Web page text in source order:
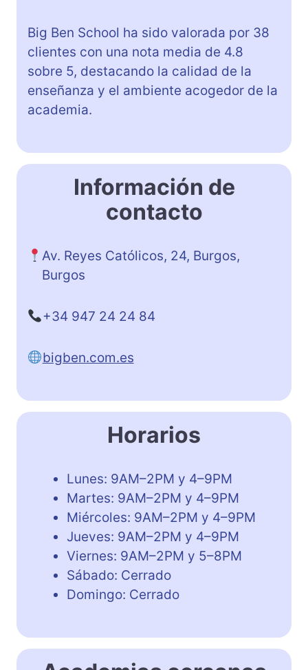
Big Ben School ha sido valorada por 38
clientes con una nota media de 4.8
sobre 5, destacando la calidad de la
enseñanza y el ambiente acogedor de la
academia.
Información de
contacto
Av. Reyes Católicos, 24, Burgos,
Burgos
+34 947 24 24 84
bigben.com.es
Horarios
Lunes: 9AM–2PM y 4–9PM
Martes: 9AM–2PM y 4–9PM
Miércoles: 9AM–2PM y 4–9PM
Jueves: 9AM–2PM y 4–9PM
Viernes: 9AM–2PM y 5–8PM
Sábado: Cerrado
Domingo: Cerrado